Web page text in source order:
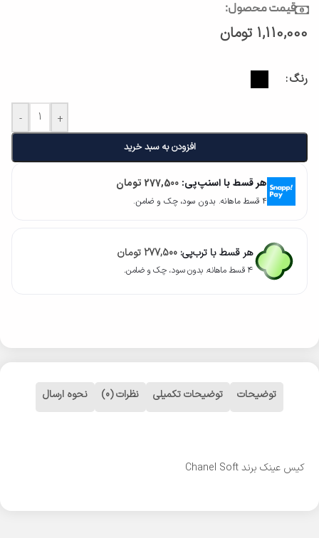
قیمت محصول:
1,110,000 تومان
رنگ
- +
افزودن به سبد خرید
هر قسط با اسنپ‌پی: 277,500 تومان
۴ قسط ماهانه. بدون سود، چک و ضامن.
هر قسط با ترب‌پی: 277,500 تومان
۴ قسط ماهانه. بدون سود، چک و ضامن.
توضیحات توضیحات تکمیلی نظرات (0) نحوه ارسال
کیس عینک برند Chanel Soft